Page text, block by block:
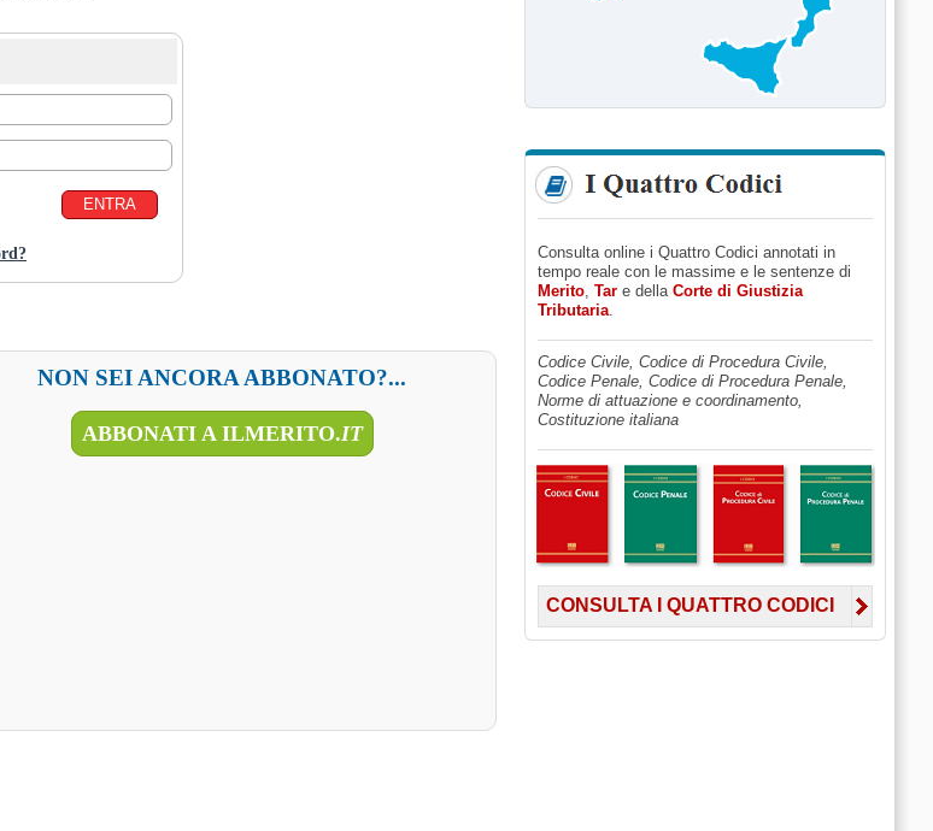
NON SEI ANCORA ABBONATO?...
ABBONATI A ILMERITO.IT
Consulta online i Quattro Codici annotati in
tempo reale con le massime e le sentenze di
Merito, Tare della Corte di Giustizia
Tributaria.
Codice Civile, Codice di Procedura Civile,
Codice Penale, Codice di Procedura Penale,
Norme di attuazione e coordinamento,
Costituzione italiana
CONSULTA I QUATTRO CODICI